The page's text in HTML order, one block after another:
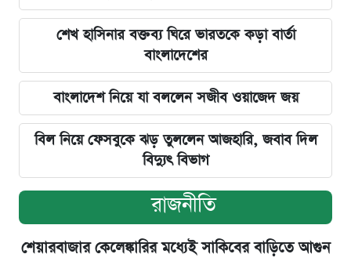
শেখ হাসিনার বক্তব্য ঘিরে ভারতকে কড়া বার্তা
বাংলাদেশের
বাংলাদেশ নিয়ে যা বললেন সজীব ওয়াজেদ জয়
বিল নিয়ে ফেসবুকে ঝড় তুললেন আজহারি, জবাব দিল
বিদ্যুৎ বিভাগ
রাজনীতি
শেয়ারবাজার কেলেঙ্কারির মধ্যেই সাকিবের বাড়িতে আগুন